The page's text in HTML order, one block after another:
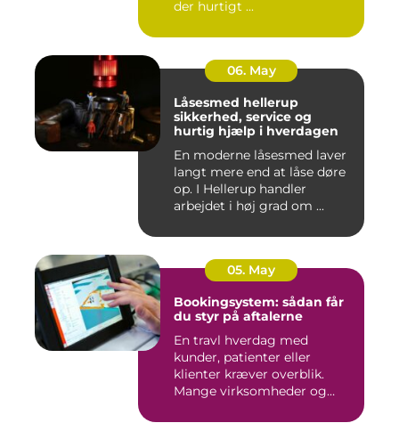
der hurtigt ...
06. May
Låsesmed hellerup
sikkerhed, service og
hurtig hjælp i hverdagen
En moderne låsesmed laver
langt mere end at låse døre
op. I Hellerup handler
arbejdet i høj grad om ...
05. May
Bookingsystem: sådan får
du styr på aftalerne
En travl hverdag med
kunder, patienter eller
klienter kræver overblik.
Mange virksomheder og